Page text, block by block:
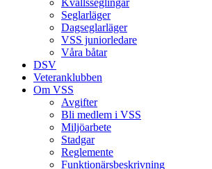
Kvällsseglingar
Seglarläger
Dagseglarläger
VSS juniorledare
Våra båtar
DSV
Veteranklubben
Om VSS
Avgifter
Bli medlem i VSS
Miljöarbete
Stadgar
Reglemente
Funktionärsbeskrivning